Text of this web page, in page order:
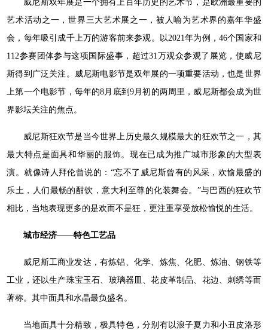
威尼斯双年展是一个拥有上百年历史的艺术节，是欧洲最重要的
艺术活动之一，世界三大艺术展之一，被人喻为艺术界的嘉年华盛
会，每年吸引成千上万的游客前来参观。以2021年为例，46个国家和
112参赛团体参与这项国际盛事，超过31万观众参观了展览，使威尼
斯得到广泛关注。威尼斯电影节是双年展的一项重要活动，也是世界
上第一个电影节，每年的8月底到9月初的两周里，威尼斯都会成为世
界影坛关注的焦点。
威尼斯狂欢节是当今世界上历史最久规模最大的狂欢节之一，其
最大特点是面具和华丽的服饰。现在已成为推广城市形象的大型表
演。就像诗人拜伦曾说的：“忘不了威尼斯曾有的风采，欢愉最盛的
乐土，人们最畅的酣饮，意大利至尊的化装舞会。”与巴西的狂欢节
相比，当地表现更多的是欢而不是狂，更注重享受放松愉悦的生活。
城市经济——特色工艺品
威尼斯工商业发达，有炼铝、化学、炼焦、化肥、炼油、钢铁等
工业，还以生产珠宝玉石、玻璃器皿、花皮革制品、花边、刺绣等而
著称。其中面具和水晶最负盛名。
当地面具十分精致，极具特色，分别有以浪子夏力和小丑皮洛形